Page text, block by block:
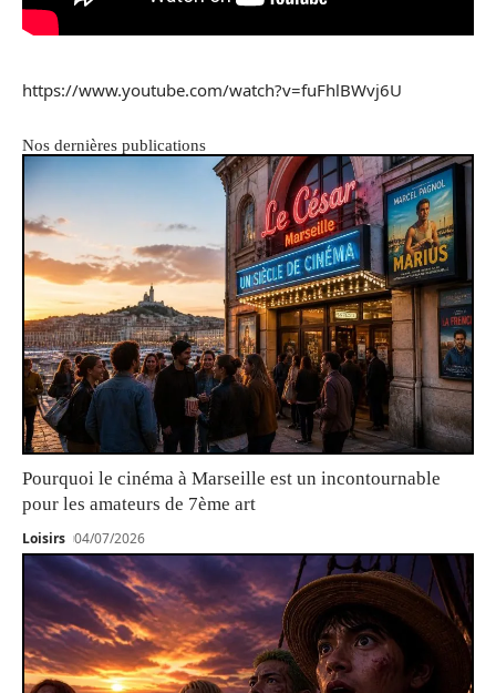
https://www.youtube.com/watch?v=fuFhlBWvj6U
Nos dernières publications
Pourquoi le cinéma à Marseille est un incontournable
pour les amateurs de 7ème art
Loisirs 04/07/2026